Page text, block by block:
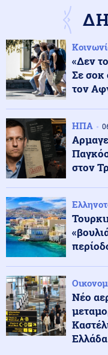
Κοινωνία
Ψηφιακή
Αυγούστου
Υγεία
Διαβήτης και
στις υψηλές
Κοινωνία
Σε Red Code η
χώρας αύριο
08.08.2026 - 18:44
Παραδόθηκαν
Κοινωνία
Θερινές
ηλεκτρονικό
«Δεν
Σε σοκ
τον
ΗΠΑ
στον
Νέο
Ελλάδα